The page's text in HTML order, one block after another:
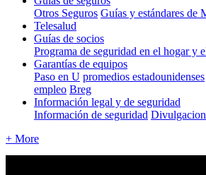
Otros Seguros Guías y estándares de
Telesalud
Guías de socios
Programa de seguridad en el hogar y
Garantías de equipos
Paso en U promedios estadounidenses
empleo Breg
Información legal y de seguridad
Información de seguridad
+ More